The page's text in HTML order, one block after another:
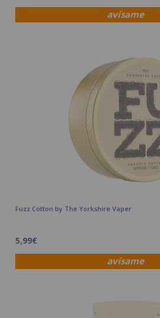
avísame
avísame
Fuzz Cotton by The Yorkshire Vaper
5,99€